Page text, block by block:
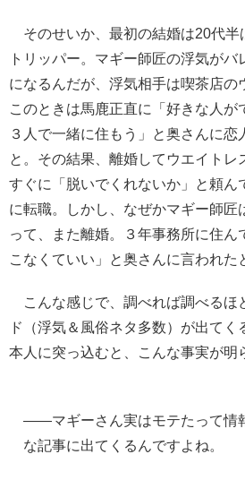
そのせいか、最初の結婚は20代半
トリッパー。マギー師匠の浮気がバ
になるんだが、浮気相手は喫茶店の
このときは馬鹿正直に「好きな人が
３人で一緒に住もう」と奥さんに恋
と。その結果、離婚してウエイトレ
すぐに「脱いでくれないか」と頼ん
に転職。しかし、なぜかマギー師匠
って、また離婚。３年事務所に住ん
こなくていい」と奥さんに言われた
こんな感じで、調べれば調べるほ
ド（浮気＆風俗ネタ多数）が出て
本人に突っ込むと、こんな事実が明
――マギーさん実はモテたって情
な記事に出てくるんですよね。